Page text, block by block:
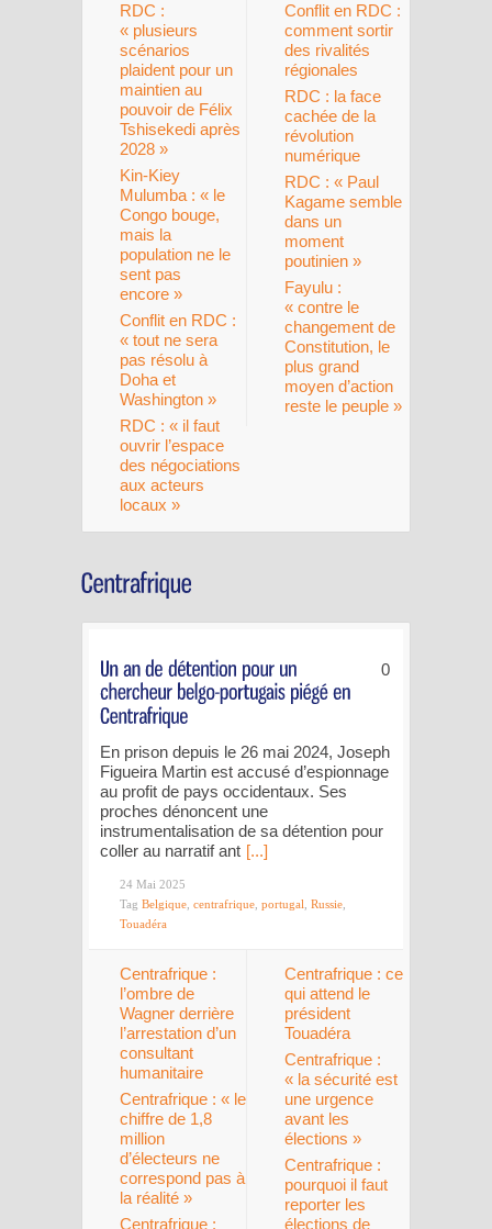
RDC :
« plusieurs
scénarios
plaident pour un
maintien au
pouvoir de Félix
Tshisekedi après
2028 »
Kin-Kiey
Mulumba : « le
Congo bouge,
mais la
population ne le
sent pas
encore »
Conflit en RDC :
« tout ne sera
pas résolu à
Doha et
Washington »
RDC : « il faut
ouvrir l’espace
des négociations
aux acteurs
locaux »
Conflit en RDC :
comment sortir
des rivalités
régionales
RDC : la face
cachée de la
révolution
numérique
RDC : « Paul
Kagame semble
dans un
moment
poutinien »
Fayulu :
« contre le
changement de
Constitution, le
plus grand
moyen d’action
reste le peuple »
0
En prison depuis le 26 mai 2024, Joseph
Figueira Martin est accusé d’espionnage
au profit de pays occidentaux. Ses
proches dénoncent une
instrumentalisation de sa détention pour
coller au narratif ant [...]
24 Mai 2025
Tag Belgique centrafrique portugal Russie
Touadéra
Centrafrique :
l’ombre de
Wagner derrière
l’arrestation d’un
consultant
humanitaire
Centrafrique : « le
chiffre de 1,8
million
d’électeurs ne
correspond pas à
la réalité »
Centrafrique :
Centrafrique : ce
qui attend le
président
Touadéra
Centrafrique :
« la sécurité est
une urgence
avant les
élections »
Centrafrique :
pourquoi il faut
reporter les
élections de